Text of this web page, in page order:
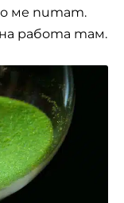
ме питат.
работа там.